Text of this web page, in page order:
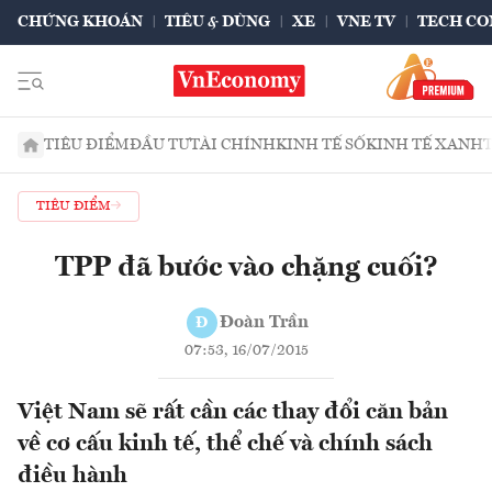
CHỨNG KHOÁN TIÊU & DÙNG XE VNE TV TECH
TIÊU ĐIỂMĐẦU TƯTÀI CHÍNHKINH TẾ SỐKINH TẾ XANH
TIÊU ĐIỂM
TPP đã bước vào chặng cuối?
Đ Đoàn Trần
07:53, 16/07/2015
Việt Nam sẽ rất cần các thay đổi căn bản
về cơ cấu kinh tế, thể chế và chính sách
điều hành